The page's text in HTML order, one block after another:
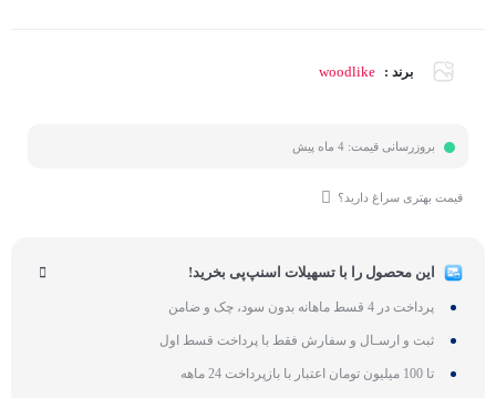
برند : woodlike
بروزرسانی قیمت: 4 ماه پیش
قیمت بهتری سراغ دارید؟
این محصول را با تسهیلات اسنپ‌پی بخرید!
پرداخت در 4 قسط ماهانه بدون سود، چک و ضامن
ثبت و ارسـال و سفارش فقط با پرداخت قسط اول
تا 100 میلیون تومان اعتبار با بازپرداخت 24 ماهه